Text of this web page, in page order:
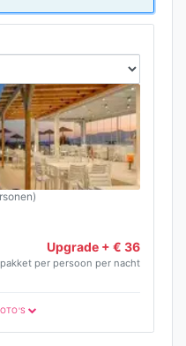
Upgrade + € 36
per persoon per nacht